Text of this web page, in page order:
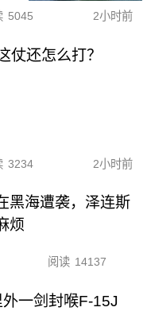
5045 2小时前
仗还怎么打？
3234 2小时前
黑海遭袭，泽连斯
烦
阅读 14137
一剑封喉F-15J